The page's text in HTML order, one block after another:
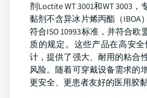
剂Loctite WT 3001和WT 3003
黏剂不含异冰片烯丙酯（IBOA
符合ISO 10993标准，并符合欧
质的规定。这些产品在高安
计，提供了强大、耐用的粘合
风险。随着可穿戴设备需求的
更安全、更患者友好的医用胶